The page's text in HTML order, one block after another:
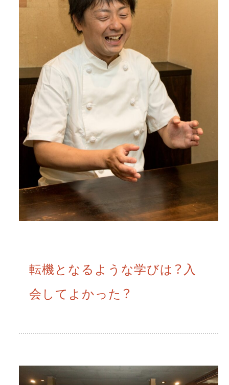
転機となるような学びは？入
会してよかった？